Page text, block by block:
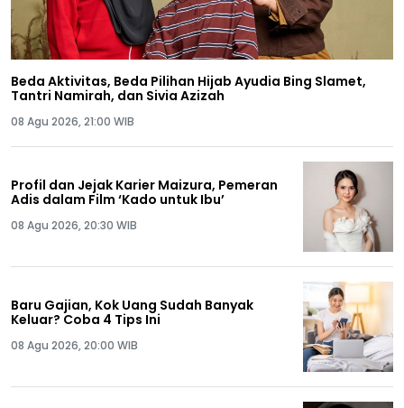
Beda Aktivitas, Beda Pilihan Hijab Ayudia Bing Slamet,
Tantri Namirah, dan Sivia Azizah
08 Agu 2026, 21:00 WIB
Profil dan Jejak Karier Maizura, Pemeran
Adis dalam Film ‘Kado untuk Ibu’
08 Agu 2026, 20:30 WIB
Baru Gajian, Kok Uang Sudah Banyak
Keluar? Coba 4 Tips Ini
08 Agu 2026, 20:00 WIB